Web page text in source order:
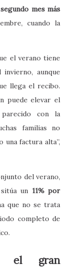
segundo mes más
cuando la
el verano tiene
aunque
llega el recibo.
puede elevar el
con la
familias no
una factura alta”,
del verano,
un 11% por
que no se trata
completo de
el gran